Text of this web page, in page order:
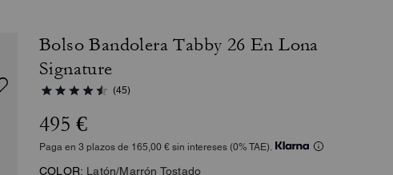
Bolso Bandolera Tabby 26 En Lona
Signature
(45)
495 €
Paga en 3 plazos de 165,00 € sin intereses (0% TAE).
COLOR: Latón/Marrón Tostado